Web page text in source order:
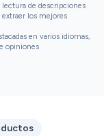
un precio
Le da un
grandes
de descripciones
extraer los mejores
en varios idiomas,
opiniones